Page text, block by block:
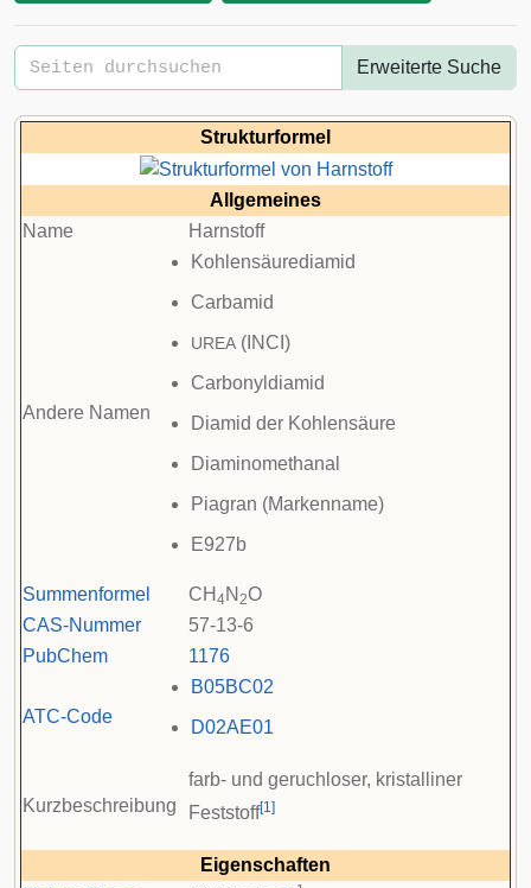
Erweiterte Suche
Strukturformel
Allgemeines
Name
Harnstoff
Andere Namen
Kohlensäurediamid
Carbamid
UREA ( INCI )
Carbonyldiamid
Diamid der Kohlensäure
Diaminomethanal
Piagran (Markenname)
E927b
Summenformel CH 4N 2O
CAS-Nummer
57-13-6
PubChem
1176
ATC-Code
B05BC02
D02AE01
Kurzbeschreibung
farb- und geruchloser, kristalliner
Feststoff[1]
Eigenschaften